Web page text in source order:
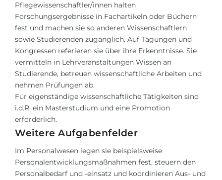
Pflegewissenschaftler/innen halten
Forschungsergebnisse in Fachartikeln oder Büchern
fest und machen sie so anderen Wissenschaftlern
sowie Studierenden zugänglich. Auf Tagungen und
Kongressen referieren sie über ihre Erkenntnisse. Sie
vermitteln in Lehrveranstaltungen Wissen an
Studierende, betreuen wissenschaftliche Arbeiten und
nehmen Prüfungen ab.
Für eigenständige wissenschaftliche Tätigkeiten sind
i.d.R. ein Masterstudium und eine Promotion
erforderlich.
Weitere Aufgabenfelder
Im Personalwesen legen sie beispielsweise
Personalentwicklungsmaßnahmen fest, steuern den
Personalbedarf und -einsatz und koordinieren Aus- und